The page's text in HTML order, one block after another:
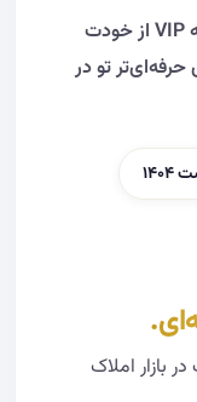
یک روز تمام برای ساختن یک نسخه VIP از خودت
تو در
بازار املاک